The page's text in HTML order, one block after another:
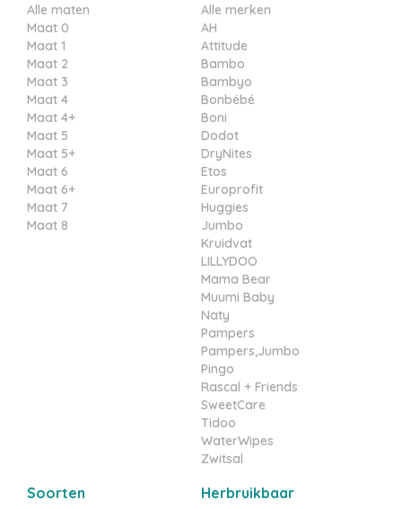
Alle maten
Maat 0
Maat 1
Maat 2
Maat 3
Maat 4
Maat 4+
Maat 5
Maat 5+
Maat 6
Maat 6+
Maat 7
Maat 8
Alle merken
AH
Attitude
Bambo
Bambyo
Bonbébé
Boni
Dodot
DryNites
Etos
Europrofit
Huggies
Jumbo
Kruidvat
LILLYDOO
Mama Bear
Muumi Baby
Naty
Pampers
Pampers,Jumbo
Pingo
Rascal + Friends
SweetCare
Tidoo
WaterWipes
Zwitsal
Soorten Herbruikbaar